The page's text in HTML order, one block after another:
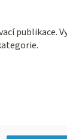
publikace.